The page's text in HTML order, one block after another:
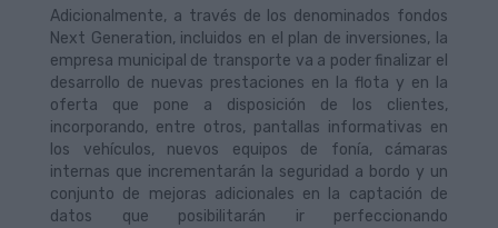
Adicionalmente, a través de los denominados fondos
Next Generation, incluidos en el plan de inversiones, la
empresa municipal de transporte va a poder finalizar el
desarrollo de nuevas prestaciones en la flota y en la
oferta que pone a disposición de los clientes,
incorporando, entre otros, pantallas informativas en
los vehículos, nuevos equipos de fonía, cámaras
internas que incrementarán la seguridad a bordo y un
conjunto de mejoras adicionales en la captación de
datos que posibilitarán ir perfeccionando